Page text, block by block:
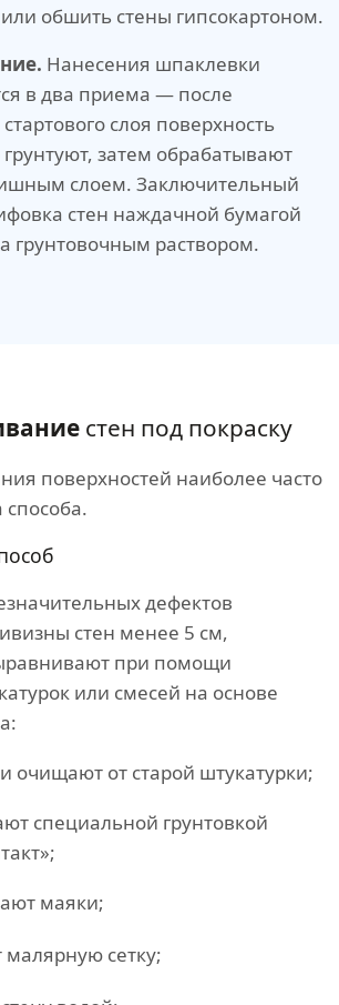
обшить стены гипсокартоном.
Нанесения шпаклевки
в два приема — после
слоя поверхность
затем обрабатывают
слоем. Заключительный
стен наждачной бумагой
грунтовочным раствором.
стен под покраску
поверхностей наиболее часто
способа.
дефектов
стен менее 5 см,
при помощи
или смесей на основе
очищают от старой штукатурки;
специальной грунтовкой
маяки;
малярную сетку;